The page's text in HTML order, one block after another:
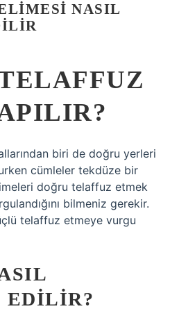
NASIL
biri de doğru yerleri
cümleler tekdüze bir
doğru telaffuz etmek
bilmeniz gerekir.
telaffuz etmeye vurgu
EDILIR?